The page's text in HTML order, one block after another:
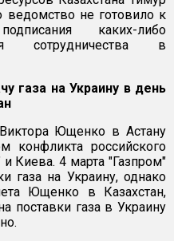
ведомство не готовило к
каких-либо
сотрудничества в
газа на Украину в день
Ющенко в Астану
конфликта российского
Киева. 4 марта "Газпром"
газа на Украину, однако
Ющенко в Казахстан,
поставки газа в Украину